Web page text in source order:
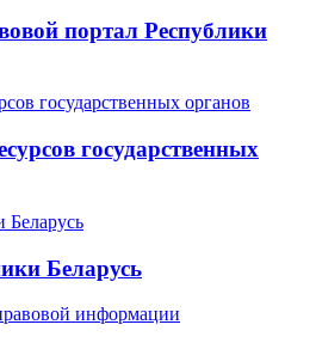
портал Республики
государственных
Беларусь